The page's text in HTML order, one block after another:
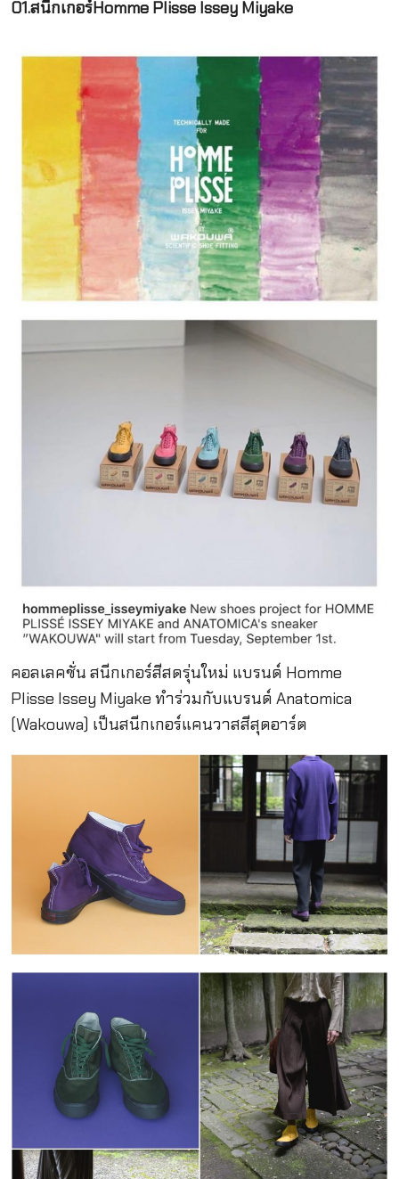
01.สนีกเกอร์Homme Plisse Issey Miyake
คอลเลคชั่น สนีกเกอร์สีสดรุ่นใหม่ แบรนด์ Homme
Plisse Issey Miyake ทำร่วมกับแบรนด์ Anatomica
(Wakouwa) เป็นสนีกเกอร์แคนวาสสีสุดอาร์ต